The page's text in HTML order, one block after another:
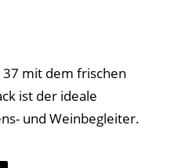
37 mit dem frischen
ist der ideale
und Weinbegleiter.